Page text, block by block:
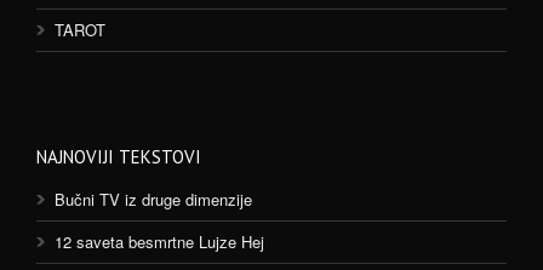
TAROT
NAJNOVIJI TEKSTOVI
Bučni TV iz druge dimenzije
12 saveta besmrtne Lujze Hej